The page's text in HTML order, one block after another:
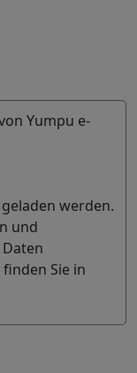
Yumpu e-
werden.
und
Sie in